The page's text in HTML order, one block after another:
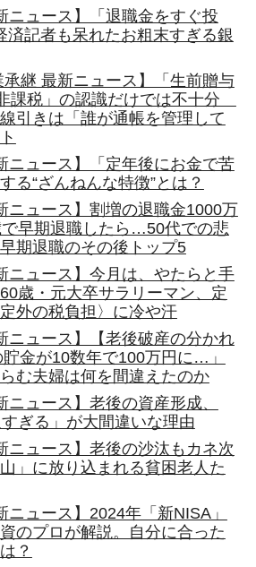
ニュース】「退職金をすぐ投
済記者も呆れたお粗末すぎる銀
承継 最新ニュース】「生前贈与
課税」の認識だけでは不十分
引きは「誰が通帳を管理して
ニュース】「定年後にお金で苦
る“ざんねんな特徴”とは？
ニュース】割増の退職金1000万
早期退職したら…50代での悲
期退職のその後トップ5
ニュース】今月は、やたらと手
歳・元大卒サラリーマン、定
外の税負担〉に冷や汗
ニュース】【老後破産の分かれ
金が10数年で100万円に…」
む夫婦は何を間違えたのか
ニュース】老後の資産形成、
すぎる」が大間違いな理由
ニュース】老後の沙汰もカネ次
」に放り込まれる貧困老人た
ニュース】2024年「新NISA」
のプロが解説。自分に合った
？